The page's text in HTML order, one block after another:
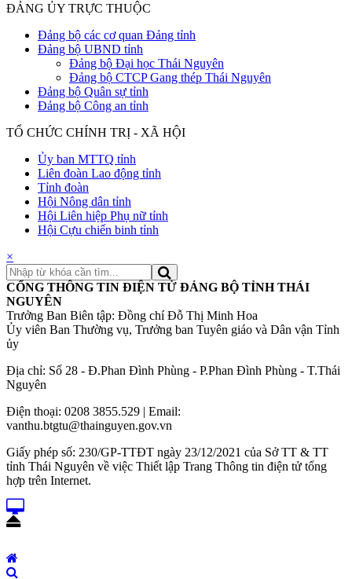
ĐẢNG ỦY TRỰC THUỘC
Đảng bộ các cơ quan Đảng tỉnh
Đảng bộ UBND tỉnh
Đảng bộ Đại học Thái Nguyên
Đảng bộ CTCP Gang thép Thái Nguyên
Đảng bộ Quân sự tỉnh
Đảng bộ Công an tỉnh
TỔ CHỨC CHÍNH TRỊ - XÃ HỘI
Ủy ban MTTQ tỉnh
Liên đoàn Lao động tỉnh
Tỉnh đoàn
Hội Nông dân tỉnh
Hội Liên hiệp Phụ nữ tỉnh
Hội Cựu chiến binh tỉnh
×
CỔNG THÔNG TIN ĐIỆN TỬ ĐẢNG BỘ TỈNH THÁI
NGUYÊN
Trưởng Ban Biên tập: Đồng chí Đỗ Thị Minh Hoa
Ủy viên Ban Thường vụ, Trưởng ban Tuyên giáo và Dân vận Tỉnh
ủy
Địa chỉ: Số 28 - Đ.Phan Đình Phùng - P.Phan Đình Phùng - T.Thái
Nguyên
Điện thoại: 0208 3855.529 | Email:
vanthu.btgtu@thainguyen.gov.vn
Giấy phép số: 230/GP-TTĐT ngày 23/12/2021 của Sở TT & TT
tỉnh Thái Nguyên về việc Thiết lập Trang Thông tin điện tử tổng
hợp trên Internet.